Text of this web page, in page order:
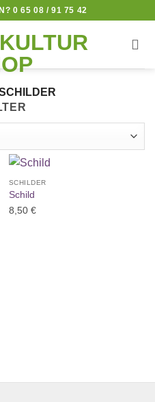
0 65 08 / 91 75 42
SCHILDER
Schild
8,50 €